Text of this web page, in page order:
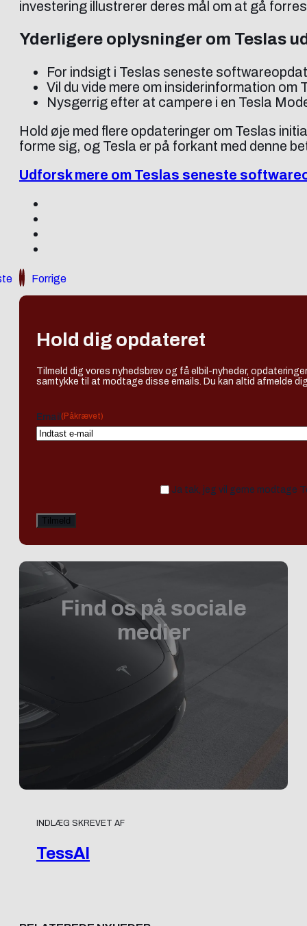
investering illustrerer deres mål om at gå
Yderligere oplysninger om Teslas
For indsigt i Teslas seneste
Vil du vide mere om insiderinformation
Nysgerrig efter at campere i en Tesla
Hold øje med flere opdateringer om Teslas
forme sig, og Tesla er på forkant med denne
Udforsk mere om Teslas seneste
Forrige
Hold dig opdateret
Tilmeld dig vores nyhedsbrev og få elbil-nyheder,
samtykke til at modtage disse emails. Du kan altid afmelde
Email (Påkrævet)
Ja tak, jeg vil gerne modtage
Find os på sociale
medier
INDLÆG SKREVET AF
TessAI